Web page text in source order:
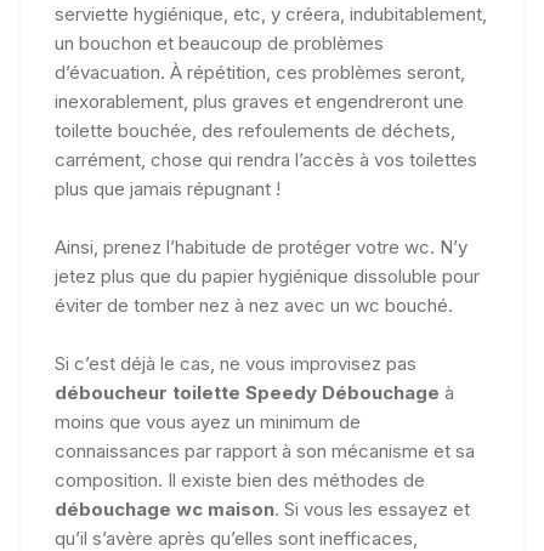
serviette hygiénique, etc, y créera, indubitablement,
un bouchon et beaucoup de problèmes
d’évacuation. À répétition, ces problèmes seront,
inexorablement, plus graves et engendreront une
toilette bouchée, des refoulements de déchets,
carrément, chose qui rendra l’accès à vos toilettes
plus que jamais répugnant !
Ainsi, prenez l’habitude de protéger votre wc. N’y
jetez plus que du papier hygiénique dissoluble pour
éviter de tomber nez à nez avec un wc bouché.
Si c’est déjà le cas, ne vous improvisez pas
déboucheur toilette Speedy Débouchage à
moins que vous ayez un minimum de
connaissances par rapport à son mécanisme et sa
composition. Il existe bien des méthodes de
débouchage wc maison. Si vous les essayez et
qu’il s’avère après qu’elles sont inefficaces,